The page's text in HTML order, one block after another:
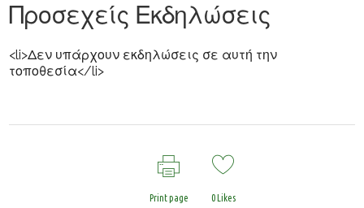
Προσεχείς Εκδηλώσεις
<li>Δεν υπάρχουν εκδηλώσεις σε αυτή την
τοποθεσία</li>
Print page 0Likes